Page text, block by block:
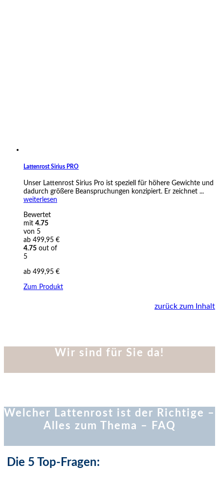
Lattenrost Sirius PRO
Unser Lattenrost Sirius Pro ist speziell für höhere Gewichte und
dadurch größere Beanspruchungen konzipiert. Er zeichnet ...
weiterlesen
Bewertet
mit 4.75
von 5
ab 499,95 €
4.75 out of
5
ab 499,95 €
Zum Produkt
zurück zum Inhalt
Wir sind für Sie da!
Welcher Lattenrost ist der Richtige –
Alles zum Thema – FAQ
Die 5 Top-Fragen: